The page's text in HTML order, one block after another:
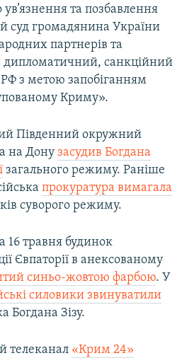
та позбавлення
суд громадянина України
партнерів та
дипломатичний, санкційний
з метою запобіганням
Криму».
Південний окружний
на Дону засудив Богдана
загального режиму. Раніше
прокуратура вимагала
суворого режиму.
16 травня будинок
Євпаторії в анексованому
синьо-жовтою фарбою. У
силовики звинуватили
Богдана Зізу.
телеканал «Крим 24»